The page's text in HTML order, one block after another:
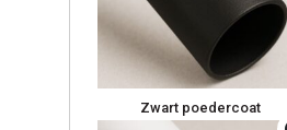
Zwart poedercoat